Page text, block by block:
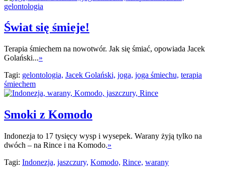
Świat się śmieje!
Terapia śmiechem na nowotwór. Jak się śmiać, opowiada Jacek
Golański...»
Tagi: gelontologia, Jacek Golański, joga, joga śmiechu, terapia
śmiechem
Smoki z Komodo
Indonezja to 17 tysięcy wysp i wysepek. Warany żyją tylko na
dwóch – na Rince i na Komodo.»
Tagi: Indonezja, jaszczury, Komodo, Rince, warany